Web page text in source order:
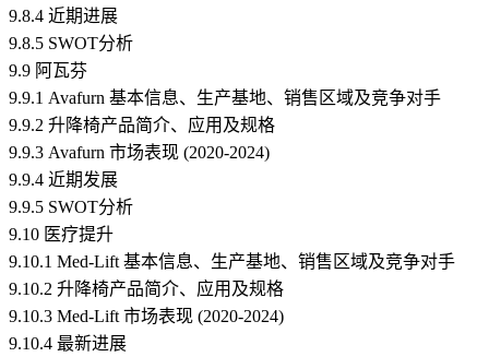
9.8.4 近期进展
9.8.5 SWOT分析
9.9 阿瓦芬
9.9.1 Avafurn 基本信息、生产基地、销售区域及竞争对手
9.9.2 升降椅产品简介、应用及规格
9.9.3 Avafurn 市场表现 (2020-2024)
9.9.4 近期发展
9.9.5 SWOT分析
9.10 医疗提升
9.10.1 Med-Lift 基本信息、生产基地、销售区域及竞争对手
9.10.2 升降椅产品简介、应用及规格
9.10.3 Med-Lift 市场表现 (2020-2024)
9.10.4 最新进展